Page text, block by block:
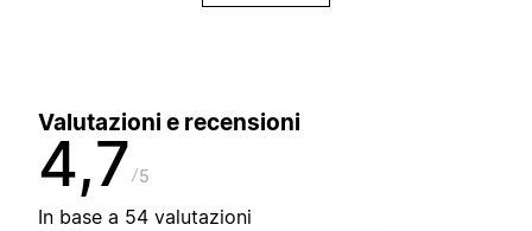
Valutazioni e recensioni
4,7 5
In base a 54 valutazioni